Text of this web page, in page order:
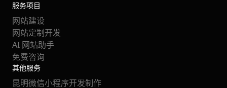
服务项目
网站建设
网站定制开发
AI 网站助手
免费咨询
其他服务
昆明微信小程序开发制作